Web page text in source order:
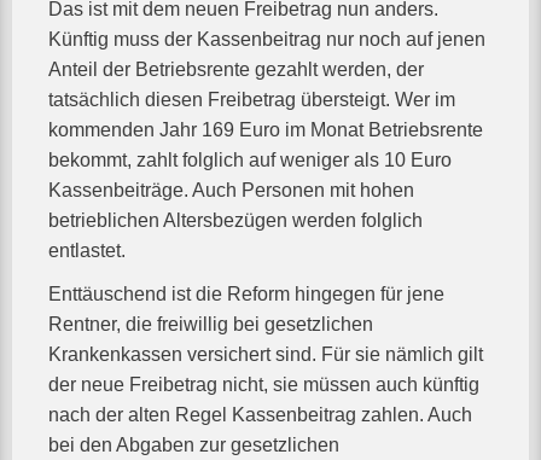
Das ist mit dem neuen Freibetrag nun anders.
Künftig muss der Kassenbeitrag nur noch auf jenen
Anteil der Betriebsrente gezahlt werden, der
tatsächlich diesen Freibetrag übersteigt. Wer im
kommenden Jahr 169 Euro im Monat Betriebsrente
bekommt, zahlt folglich auf weniger als 10 Euro
Kassenbeiträge. Auch Personen mit hohen
betrieblichen Altersbezügen werden folglich
entlastet.
Enttäuschend ist die Reform hingegen für jene
Rentner, die freiwillig bei gesetzlichen
Krankenkassen versichert sind. Für sie nämlich gilt
der neue Freibetrag nicht, sie müssen auch künftig
nach der alten Regel Kassenbeitrag zahlen. Auch
bei den Abgaben zur gesetzlichen